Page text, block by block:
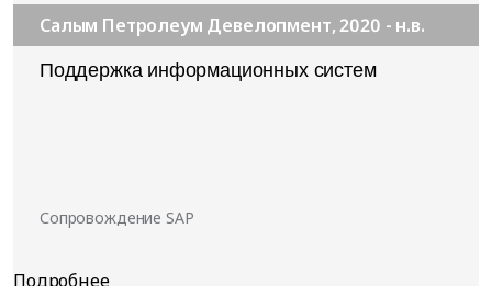
Салым Петролеум Девелопмент, 2020 - н.в.
Поддержка информационных систем
Сопровождение SAP